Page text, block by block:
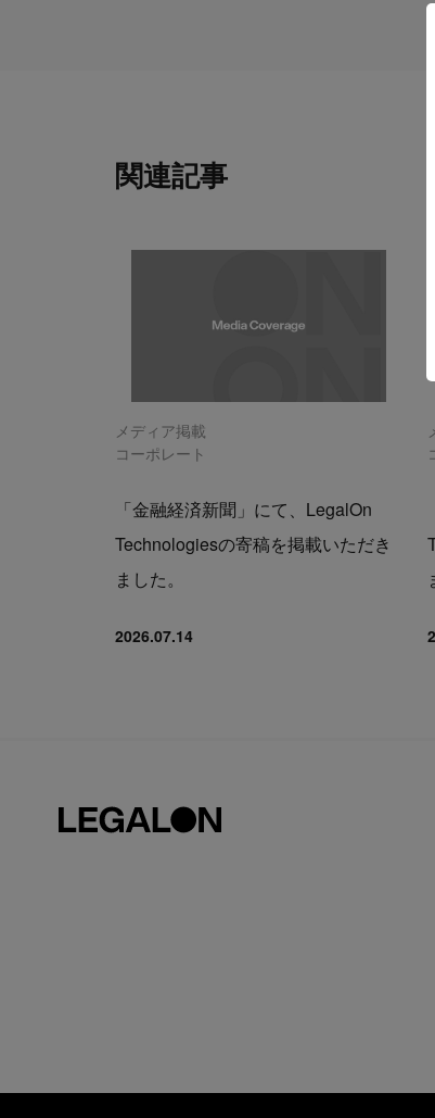
関連記事
メディア掲載
コーポレート
「金融経済新聞」にて、LegalOn
Technologiesの寄稿を掲載いただき
ました。
2026.07.14